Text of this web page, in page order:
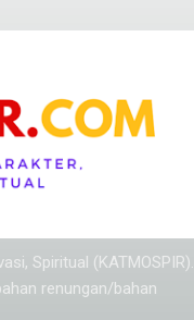
Spiritual (KATMOSPIR).
renungan/bahan